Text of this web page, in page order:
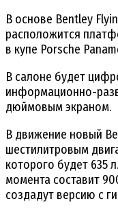
В основе Bentley
расположится
в купе Porsche
В салоне будет
информационно-
дюймовым экраном.
В движение новый
шестилитровым
которого будет 635
момента составит
создадут версию с